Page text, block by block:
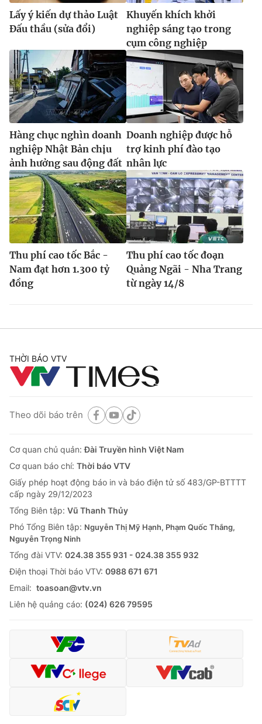
Lấy ý kiến dự thảo Luật
Đấu thầu (sửa đổi)
Khuyến khích khởi
nghiệp sáng tạo trong
cụm công nghiệp
Hàng chục nghìn doanh
nghiệp Nhật Bản chịu
ảnh hưởng sau động đất
Doanh nghiệp được hỗ
trợ kinh phí đào tạo
nhân lực
Thu phí cao tốc Bắc -
Nam đạt hơn 1.300 tỷ
đồng
Thu phí cao tốc đoạn
Quảng Ngãi - Nha Trang
từ ngày 14/8
THỜI BÁO VTV
Theo dõi báo trên
Cơ quan chủ quản:Đài Truyền hình Việt Nam
Cơ quan báo chí: Thời báo VTV
Giấy phép hoạt động báo in và báo điện tử số 483/GP-BTTTT
cấp ngày 29/12/2023
Tổng Biên tập: Vũ Thanh Thủy
Phó Tổng Biên tập: Nguyễn Thị Mỹ Hạnh, Phạm Quốc Thắng,
Nguyễn Trọng Ninh
Tổng đài VTV: 024.38 355 931 - 024.38 355 932
Ðiện thoại Thời báo VTV: 0988 671 671
Email: toasoan@vtv.vn
Liên hệ quảng cáo: (024) 626 79595